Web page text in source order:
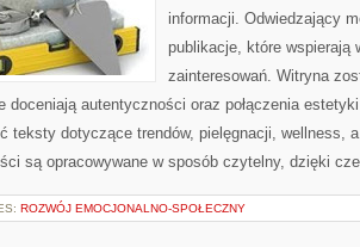
informacji. Odwiedzający
publikacje, które wspierają
zainteresowań. Witryna
doceniają autentyczności oraz połączenia
teksty dotyczące trendów, pielęgnacji, wellness,
są opracowywane w sposób czytelny, dzięki
ROZWÓJ EMOCJONALNO-SPOŁECZNY